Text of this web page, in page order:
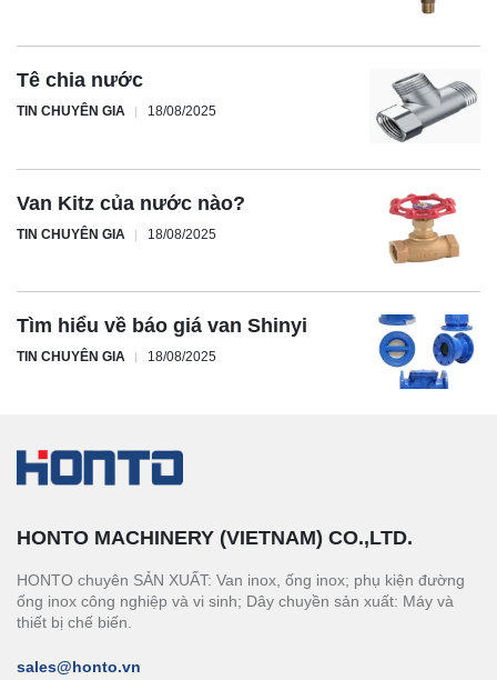
Tê chia nước
TIN CHUYÊN GIA 18/08/2025
Van Kitz của nước nào?
TIN CHUYÊN GIA 18/08/2025
Tìm hiểu về báo giá van Shinyi
TIN CHUYÊN GIA 18/08/2025
HONTO MACHINERY (VIETNAM) CO.,LTD.
HONTO chuyên SẢN XUẤT: Van inox, ống inox; phụ kiện đường
ống inox công nghiệp và vi sinh; Dây chuyền sản xuất: Máy và
thiết bị chế biến.
sales@honto.vn